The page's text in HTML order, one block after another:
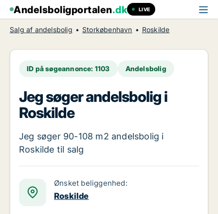
Andelsboligportalen.dk LIVE
Salg af andelsbolig Storkøbenhavn Roskilde
ID på søgeannonce: 1103 Andelsbolig
Jeg søger andelsbolig i
Roskilde
Jeg søger 90-108 m2 andelsbolig i
Roskilde til salg
Ønsket beliggenhed:
Roskilde